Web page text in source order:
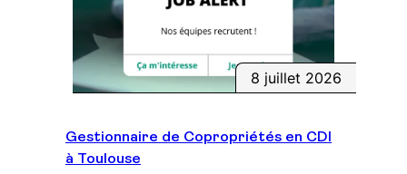
8 juillet 2026
Gestionnaire de Copropriétés en CDI
à Toulouse